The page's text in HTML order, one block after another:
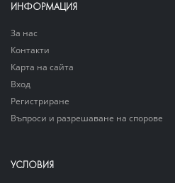
ИНФОРМАЦИЯ
За нас
Контакти
Карта на сайта
Вход
Регистриране
Въпроси и разрешаване на спорове
УСЛОВИЯ